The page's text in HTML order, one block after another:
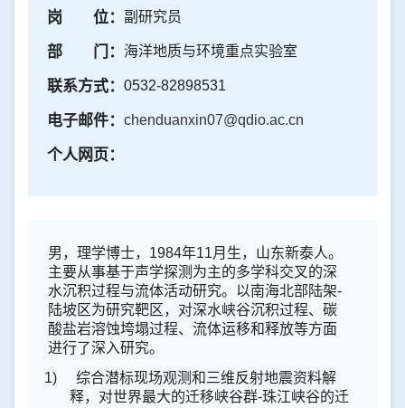
岗 位： 副研究员
部 门： 海洋地质与环境重点实验室
联系方式： 0532-82898531
电子邮件： chenduanxin07@qdio.ac.cn
个人网页：
男，理学博士， 1984年11月生，山东新泰人。
主要从事基于声学探测为主的多学科交叉的深
水沉积过程与流体活动研究。以南海北部陆架-
陆坡区为研究靶区，对深水峡谷沉积过程、碳
酸盐岩溶蚀垮塌过程、流体运移和释放等方面
进行了深入研究。
1)
综合潜标现场观测和三维反射地震资料解
释，对世界最大的迁移峡谷群-珠江峡谷的迁